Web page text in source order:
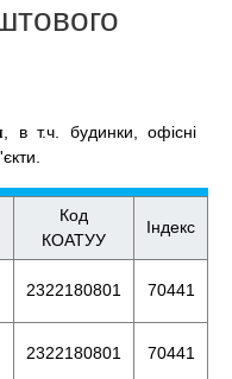
, в т.ч. будинки, офісні
Код
КОАТУУ
Індекс
2322180801 70441
2322180801 70441